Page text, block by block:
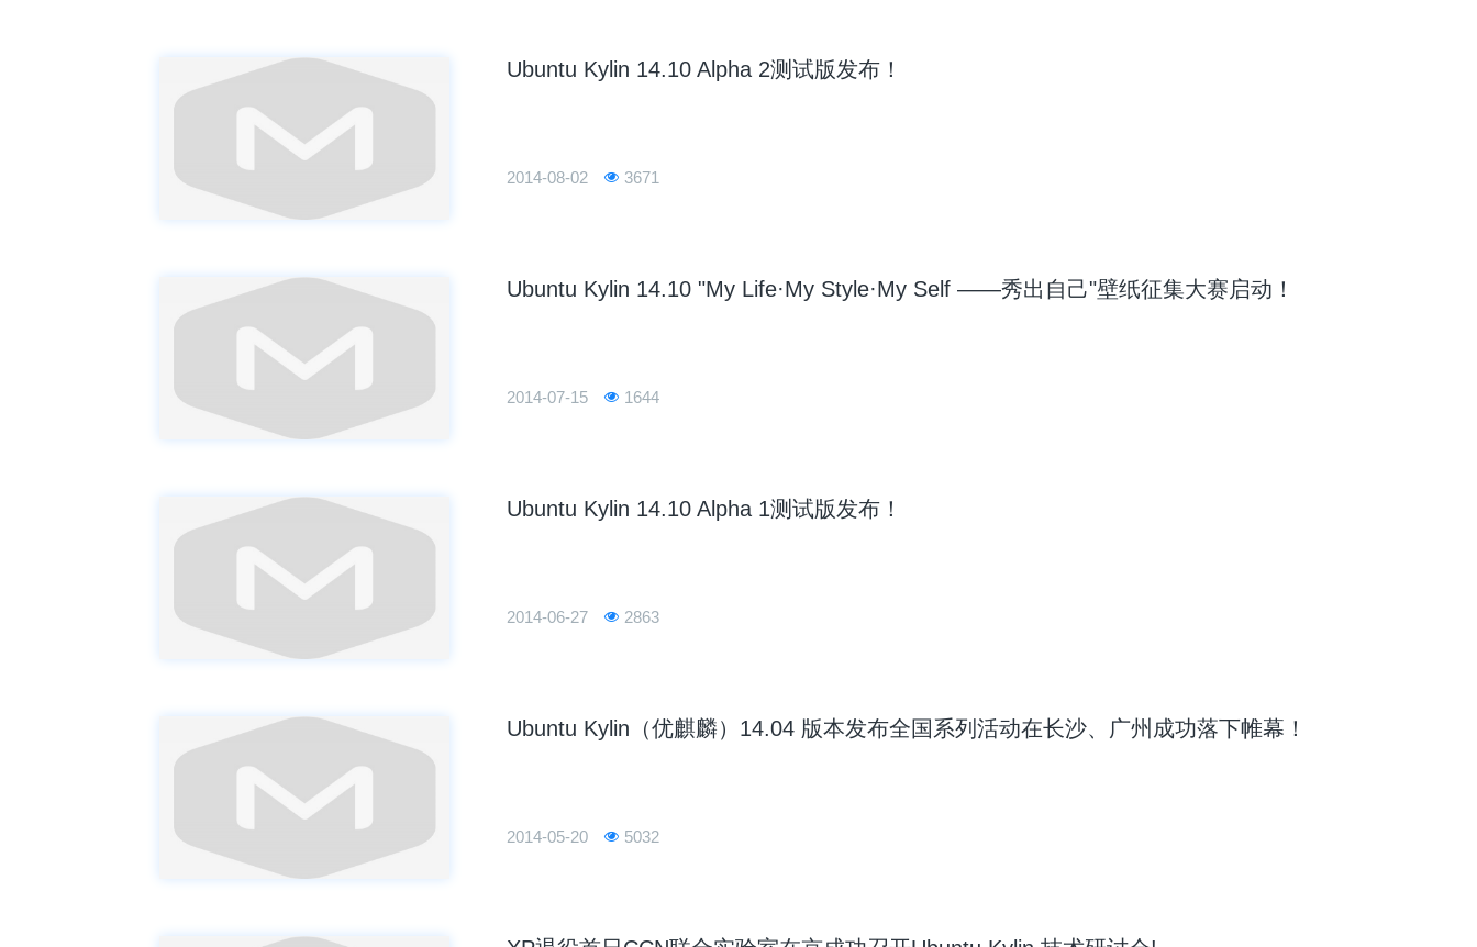
Ubuntu Kylin 14.10 Alpha 2测试版发布！
2014-08-02 3671
Ubuntu Kylin 14.10 "My Life·My Style·My Self ——秀出自己"壁纸征集大赛启动！
2014-07-15 1644
Ubuntu Kylin 14.10 Alpha 1测试版发布！
2014-06-27 2863
Ubuntu Kylin（优麒麟）14.04 版本发布全国系列活动在长沙、广州成功落下帷幕！
2014-05-20 5032